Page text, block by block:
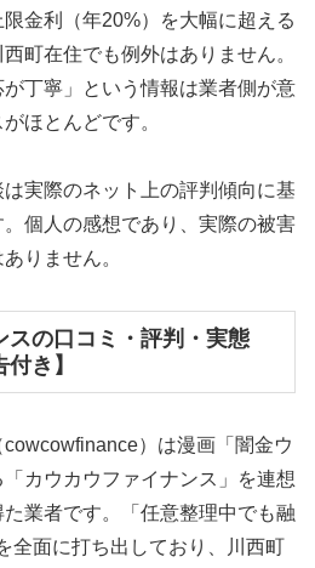
金利（年20%）を大幅に超える
町在住でも例外はありません。
が丁寧」という情報は業者側が意
ほとんどです。
実際のネット上の評判傾向に基
個人の感想であり、実際の被害
りません。
スの口コミ・評判・実態
き】
）は漫画「闇金ウ
カウカウファイナンス」を連想
業者です。「任意整理中でも融
全面に打ち出しており、川西町